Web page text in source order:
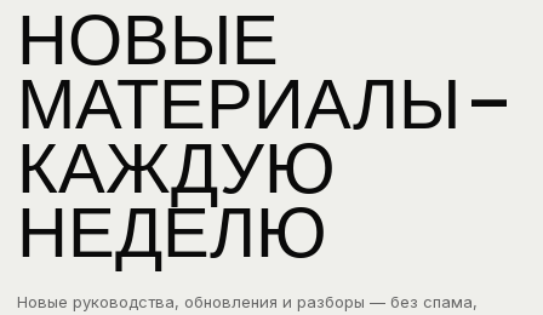
НОВЫЕ
МАТЕРИАЛЫ —
КАЖДУЮ
НЕДЕЛЮ
Новые руководства, обновления и разборы — без спама,